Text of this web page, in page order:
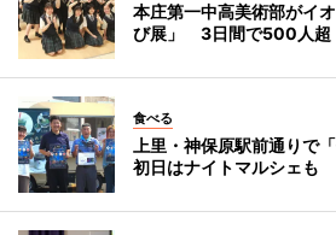
本庄第一中高美術部がイ
び展」 3日間で500人超
食べる
上里・神保原駅前通りで
初日はナイトマルシェも